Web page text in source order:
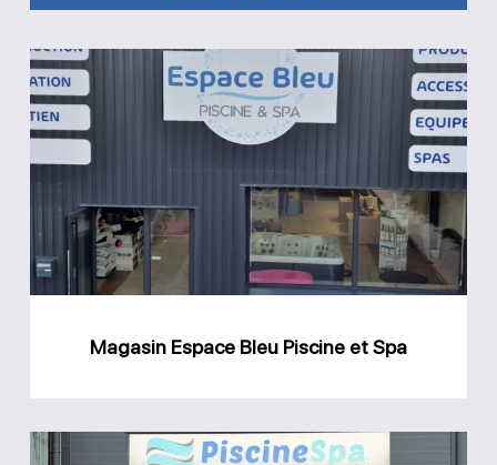
Magasin
Espace
Bleu
et
Spa
Magasin Espace Bleu Piscine et Spa
Magasin